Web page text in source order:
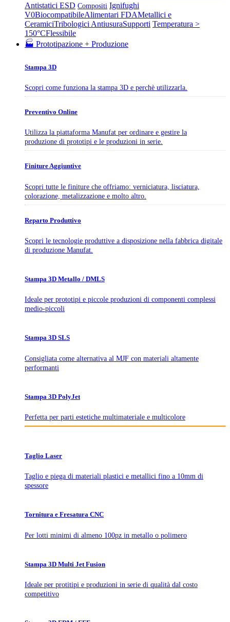
Antistatici ESD Compositi Ignifughi
V0BiocompatibileAlimentari FDAMetallici e
CeramiciTribologici AntiusuraSupporti Temperatura >
150°CFlessibile
🏭 Prototipazione + Produzione
Stampa 3D
Scopri come funziona la stampa 3D e perchè utilizzarla.
Preventivo Online
Utilizza la piattaforma Manufat per ordinare e gestire la
produzione di prototipi e le produzioni in serie.
Finiture Aggiuntive
Scopri tutte le finiture che offriamo: verniciatura, lisciatura,
colorazione, metalizzazione e molto altro.
Reparto Produttivo
Scopri le tecnologie produttive a disposizione nella fabbrica digitale
di produzione Manufat.
Stampa 3D Metallo / DMLS
Ideale per prototipi e piccole produzioni di componenti complessi
medio-piccoli
Stampa 3D SLS
Consigliata come alternativa al MJF con materiali altamente
performanti
Stampa 3D PolyJet
Perfetta per parti estetiche multimateriale e multicolore
Taglio Laser
Taglio e piega di materiali plastici e metallici fino a 10mm di
spessore
Tornitura e Fresatura CNC
Per lotti minimi di almeno 100pz in metallo o polimero
Stampa 3D Multi Jet Fusion
Ideale per protitipi e produzioni in serie di qualità dal costo
competitivo